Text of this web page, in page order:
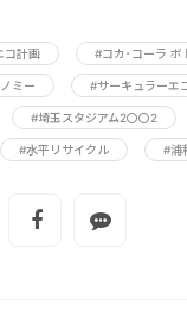
コ計画 #コカ･コーラ ボ
ミー #サーキュラーエ
#埼玉スタジアム2〇〇2
#水平リサイクル #浦